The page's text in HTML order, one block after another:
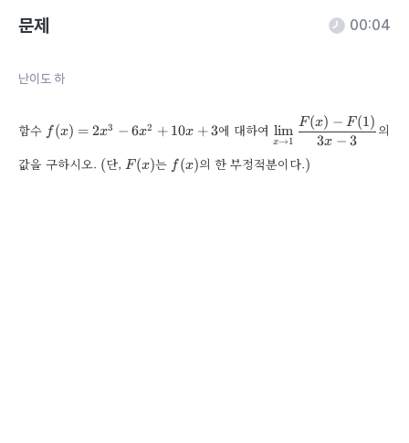
문제 00:04
난이도 하
함수 f (x) = 2x3 − 6x2 + 10x +3에 대하여
x→1
lim
3x − 3
F (x) − F(1)
의
값을 구하시오. (단, F (x)는 f (x)의 한 부정적분이다.)